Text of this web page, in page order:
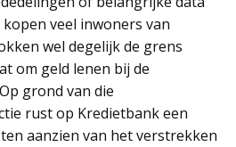
veel inwoners van
wel degelijk de grens
om geld lenen bij de
grond van die
rust op Kredietbank een
aanzien van het verstrekken